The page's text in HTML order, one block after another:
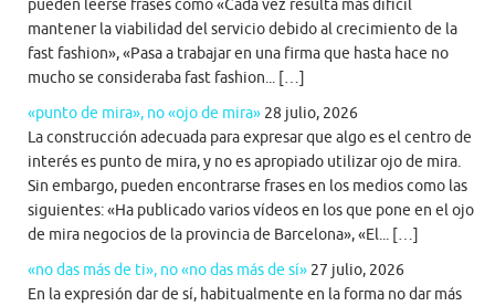
pueden leerse frases como «Cada vez resulta más difícil
mantener la viabilidad del servicio debido al crecimiento de la
fast fashion», «Pasa a trabajar en una firma que hasta hace no
mucho se consideraba fast fashion... […]
«punto de mira», no «ojo de mira» 28 julio, 2026
La construcción adecuada para expresar que algo es el centro de
interés es punto de mira, y no es apropiado utilizar ojo de mira.
Sin embargo, pueden encontrarse frases en los medios como las
siguientes: «Ha publicado varios vídeos en los que pone en el ojo
de mira negocios de la provincia de Barcelona», «El... […]
«no das más de ti», no «no das más de sí» 27 julio, 2026
En la expresión dar de sí, habitualmente en la forma no dar más